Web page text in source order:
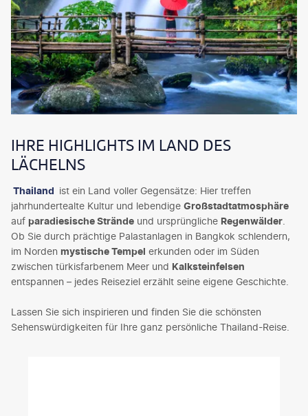
IHRE HIGHLIGHTS IM LAND DES
LÄCHELNS
Thailand ist ein Land voller Gegensätze: Hier treffen
jahrhundertealte Kultur und lebendige Großstadtatmosphäre
auf paradiesische Strände und ursprüngliche Regenwälder
Ob Sie durch prächtige Palastanlagen in Bangkok schlendern,
im Norden mystische Tempel erkunden oder im Süden
zwischen türkisfarbenem Meer und Kalksteinfelsen
entspannen – jedes Reiseziel erzählt seine eigene Geschichte.
Lassen Sie sich inspirieren und finden Sie die schönsten
Sehenswürdigkeiten für Ihre ganz persönliche Thailand-Reise.